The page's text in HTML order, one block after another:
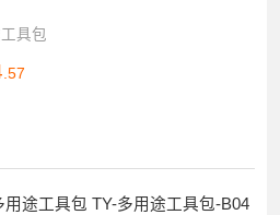
具包
.57
用途工具包 TY-多用途工具包-B04